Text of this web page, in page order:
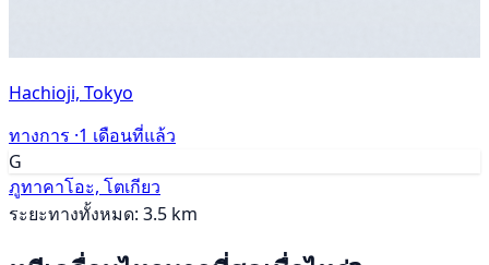
Hachioji, Tokyo
ทางการ ·1 เดือนที่แล้ว
G
ภูทาคาโอะ, โตเกียว
ระยะทางทั้งหมด: 3.5 km